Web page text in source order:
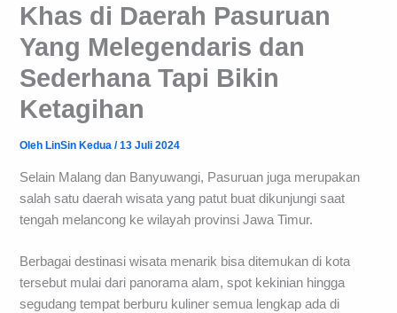
Khas di Daerah Pasuruan
Yang Melegendaris dan
Sederhana Tapi Bikin
Ketagihan
Oleh LinSin Kedua/13 Juli 2024
Selain Malang dan Banyuwangi, Pasuruan juga merupakan
salah satu daerah wisata yang patut buat dikunjungi saat
tengah melancong ke wilayah provinsi Jawa Timur.
Berbagai destinasi wisata menarik bisa ditemukan di kota
tersebut mulai dari panorama alam, spot kekinian hingga
segudang tempat berburu kuliner semua lengkap ada di